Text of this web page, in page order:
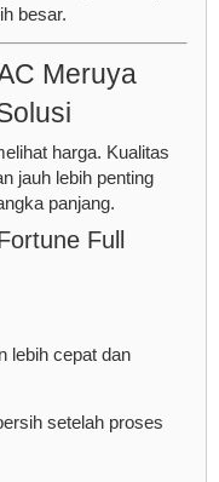
besar.
Meruya
harga. Kualitas
jauh lebih penting
panjang.
Full
lebih cepat dan
setelah proses